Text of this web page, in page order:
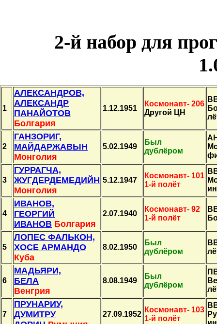
2-й набор для
1
АЛЕКСАНДРОВ,
АЛЕКСАНДР
ПАНАЙОТОВ
Болгария
1.12.1951
Космонавт- 206
Другой ЦН
2
ГАНЗОРИГ,
МАЙДАРЖАВЫН
Монголия
5.02.1949
Был
дублёром
3
ГУРРАГЧА,
ЖУГДЕРДЕМЕДИЙН
Монголия
5.12.1947
Космонавт- 101
1-й полёт
4
ИВАНОВ,
ГЕОРГИЙ
ИВАНОВ Болгария
2.07.1940
Космонавт- 92
1-й полёт
5
ЛОПЕС ФАЛЬКОН,
ХОСЕ АРМАНДО
Куба
8.02.1950
Был
дублёром
6
МАДЬЯРИ,
БЕЛА
Венгрия
8.08.1949
Был
дублёром
7
ПРУНАРИУ,
ДУМИТРУ
27.09.1952
Космонавт- 103
1-й полёт